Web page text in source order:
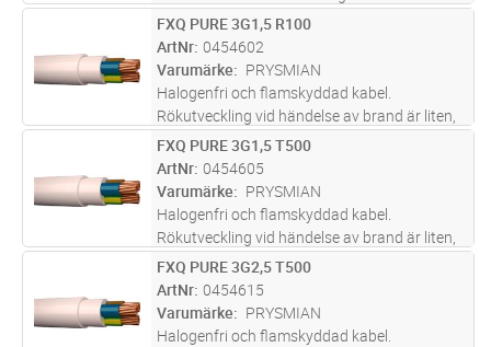
lågfriktionsmaterial med en rund fåtrådig
ledare av koppar.
M Lägg i kundvagn
FXQ PURE 3G1,5 R100
ArtNr 0454602
Varumärke
PRYSMIAN
Halogenfri och flamskyddad kabel.
Rökutveckling vid händelse av brand är liten,
genomsynlig (underlättar utrymning) och ej
skadlig för elektronisk utrustning. Lämpar sig
för fast förläggning, i rör,
M Lägg i kundvagn
FXQ PURE 3G1,5 T500
ArtNr 0454605
Varumärke
PRYSMIAN
Halogenfri och flamskyddad kabel.
Rökutveckling vid händelse av brand är liten,
genomsynlig (underlättar utrymning) och ej
skadlig för elektronisk utrustning. Lämpar sig
för fast förläggning, i rör,
M Lägg i kundvagn
FXQ PURE 3G2,5 T500
ArtNr 0454615
Varumärke
PRYSMIAN
Halogenfri och flamskyddad kabel.